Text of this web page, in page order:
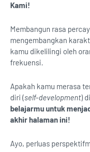
Kami!
Membangun rasa
mengembangkan
kamu dikelilingi oleh
frekuensi.
Apakah kamu merasa
diri (self-development)
belajarmu untuk
akhir halaman ini!
Ayo, perluas